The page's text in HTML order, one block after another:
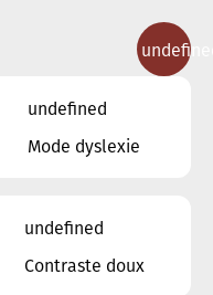
undefined
Mode dyslexie
undefined
Contraste doux